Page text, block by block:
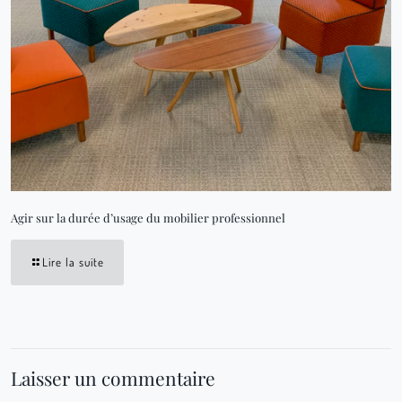
Agir sur la durée d’usage du mobilier professionnel
Lire la suite
Laisser un commentaire